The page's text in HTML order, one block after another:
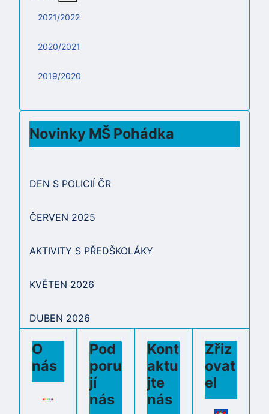
2021/2022
2020/2021
2019/2020
Novinky MŠ Pohádka
DEN S POLICIÍ ČR
ČERVEN 2025
AKTIVITY S PŘEDŠKOLÁKY
KVĚTEN 2026
DUBEN 2026
O
nás
Pod
poru
jí
nás
Kont
aktu
jte
nás
Zřiz
ovat
el